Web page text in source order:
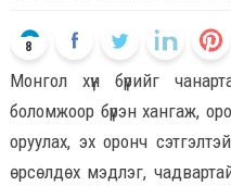
8
Монгол хүн бүрийг
боломжоор бүрэн хангаж,
оруулах, эх оронч
өрсөлдөх мэдлэг,